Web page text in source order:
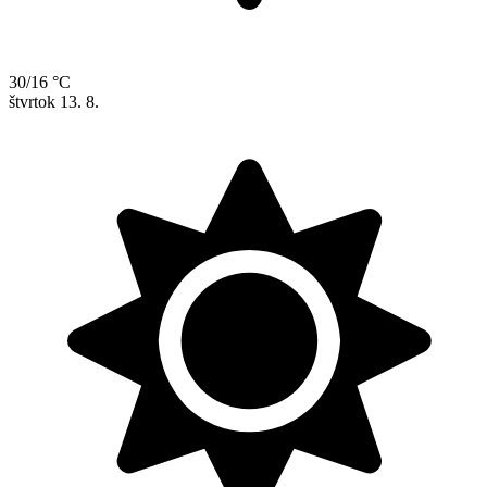
30/16 °C
štvrtok 13. 8.